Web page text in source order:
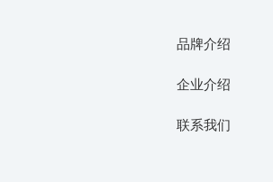
品牌介绍
企业介绍
联系我们